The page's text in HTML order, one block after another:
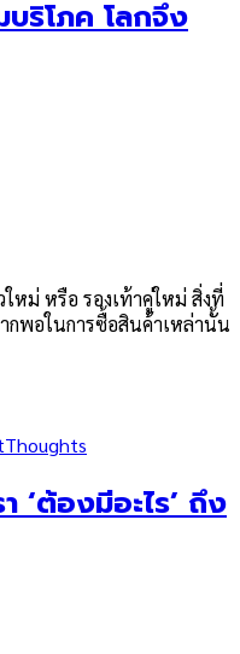
ริโภค โลกจึง
หม่ หรือ รองเท้าคู่ใหม่ สิ่งที่
กพอในการซื้อสินค้าเหล่านั้น
Thoughts
‘ต้องมีอะไร’ ถึง